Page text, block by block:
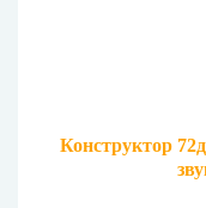
Конструктор